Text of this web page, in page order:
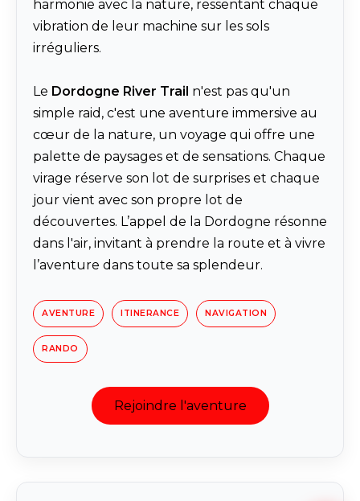
harmonie avec la nature, ressentant chaque
vibration de leur machine sur les sols
irréguliers.
Le Dordogne River Trail n'est pas qu'un
simple raid, c'est une aventure immersive au
cœur de la nature, un voyage qui offre une
palette de paysages et de sensations. Chaque
virage réserve son lot de surprises et chaque
jour vient avec son propre lot de
découvertes. L’appel de la Dordogne résonne
dans l'air, invitant à prendre la route et à vivre
l’aventure dans toute sa splendeur.
AVENTURE ITINERANCE NAVIGATION
RANDO
Rejoindre l'aventure